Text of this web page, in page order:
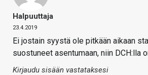
Halpuuttaja
23.4.2019
Ei jostain syystä ole pitkään aikaan
suostuneet asentumaan, niin DCH:lla
Kirjaudu sisään vastataksesi